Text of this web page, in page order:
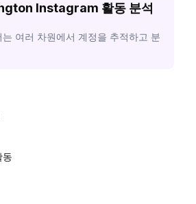
Instagram 활동 분석
여러 차원에서 계정을 추적하고 분
동